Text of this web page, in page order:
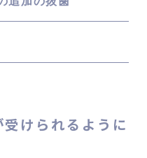
けられるように